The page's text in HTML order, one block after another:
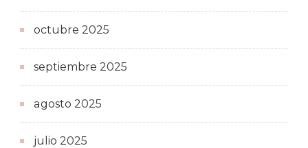
octubre 2025
septiembre 2025
agosto 2025
julio 2025